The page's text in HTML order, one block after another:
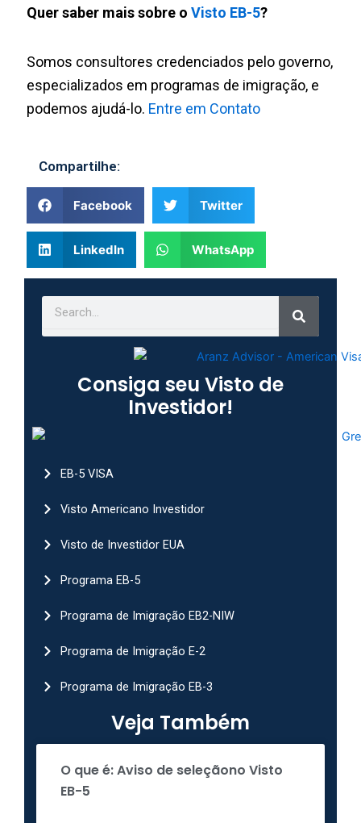
Quer saber mais sobre o Visto EB-5?
Somos consultores credenciados pelo governo,
especializados em programas de imigração, e
podemos ajudá-lo. Entre em Contato
Compartilhe:
Facebook Twitter
LinkedIn WhatsApp
Search
Consiga seu Visto de
Investidor!
EB-5 VISA
Visto Americano Investidor
Visto de Investidor EUA
Programa EB-5
Programa de Imigração EB2-NIW
Programa de Imigração E-2
Programa de Imigração EB-3
Veja Também
O que é: Aviso de seleçãono Visto
EB-5